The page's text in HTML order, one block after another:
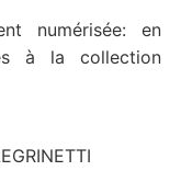
numérisée: en
à la collection